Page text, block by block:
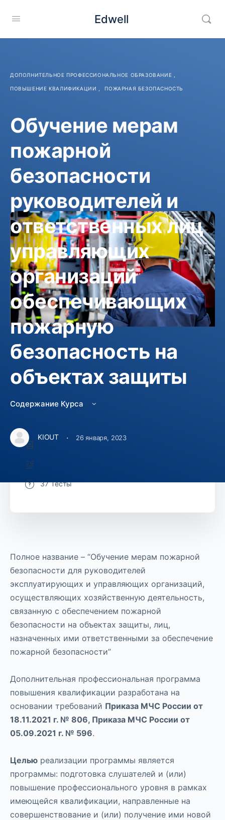
Edwell
ДОПОЛНИТЕЛЬНОЕ ПРОФЕССИОНАЛЬНОЕ ОБРАЗОВАНИЕ
ПОВЫШЕНИЕ КВАЛИФИКАЦИИ ПОЖАРНАЯ БЕЗОПАСНОСТЬ
Обучение мерам
пожарной
безопасности
руководителей и
ответственных лиц
управляющих
организаций
обеспечивающих
пожарную
безопасность на
объектах защиты
Содержание Курса
KIOUT · 26 января, 2023
Полное название – “Обучение мерам пожарной
безопасности для руководителей
эксплуатирующих и управляющих организаций,
осуществляющих хозяйственную деятельность,
связанную с обеспечением пожарной
безопасности на объектах защиты, лиц,
назначенных ими ответственными за обеспечение
пожарной безопасности”
Дополнительная профессиональная программа
повышения квалификации разработана на
основании требований Приказа МЧС России от
18.11.2021 г. № 806, Приказа МЧС России от
05.09.2021 г. № 596.
Целью реализации программы является
программы: подготовка слушателей и (или)
повышение профессионального уровня в рамках
имеющейся квалификации, направленные на
совершенствование и (или) получение ими новой
Не зачислен
Изучить курс
2900 руб.
37 Тесты